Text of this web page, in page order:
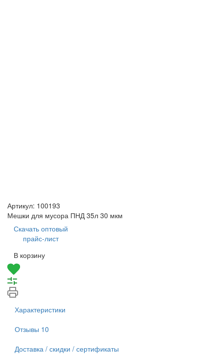
Артикул: 100193
Мешки для мусора ПНД 35л 30 мкм
Скачать оптовый
прайс-лист
В корзину
Характеристики
Отзывы 10
Доставка / скидки / сертификаты